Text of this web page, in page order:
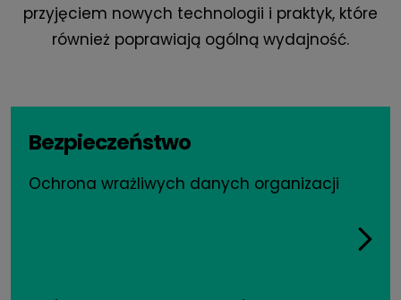
przyjęciem nowych technologii i praktyk, które
również poprawiają ogólną wydajność.
Bezpieczeństwo
Ochrona wrażliwych danych organizacji